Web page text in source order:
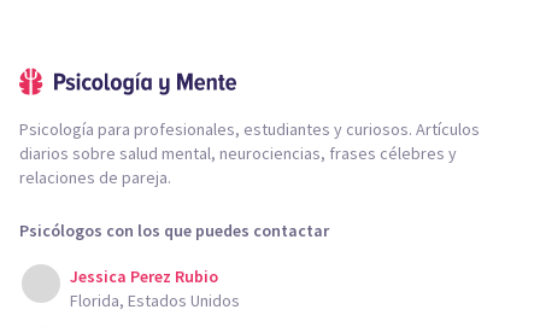
Psicología para profesionales, estudiantes y curiosos. Artículos
diarios sobre salud mental, neurociencias, frases célebres y
relaciones de pareja.
Psicólogos con los que puedes contactar
Jessica Perez Rubio
Florida, Estados Unidos